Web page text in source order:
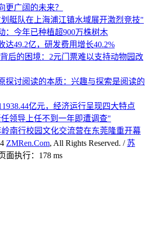
更广阔的未来？
艇队在上海浦江镇水域展开激烈竞技"
：今年已种植超900万株树木
达49.2亿，研发费用增长40.2%
后的困境：2元门票难以支持动物园改
探讨阅读的本质：兴趣与探索是阅读的
亿元，经济运行呈现四大特点
领导上任不到一年即遭调查"
南行校园文化交流营在东莞隆重开幕
ZMRen.Com, All Rights Reserved. / 苏
面执行：178 ms